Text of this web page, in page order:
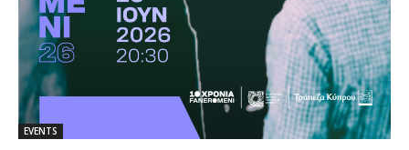
EVENTS